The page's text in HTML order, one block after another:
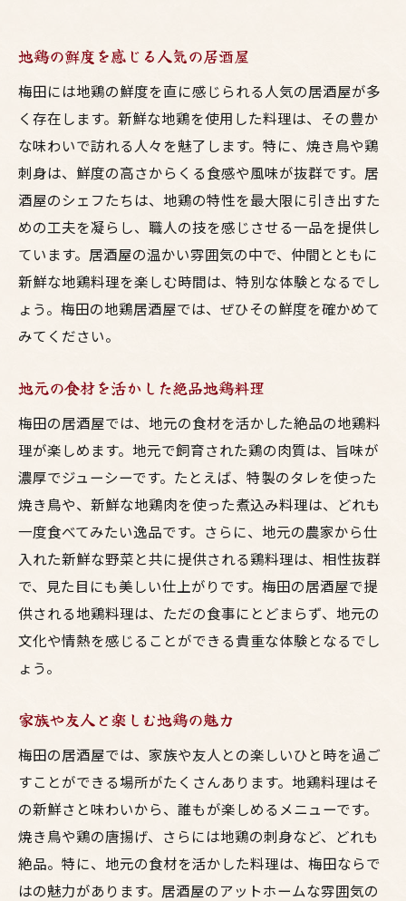
炭火焼きの香ばしさがたまらない地鶏料理
厳選された地元の鶏肉を使った絶品メニュ
ー
隠れ家的な居酒屋で地鶏の美味しさを体験
新鮮な地鶏を使った創作料理の数々
梅田の居酒屋で地鶏の魅力を体験する
食材の旨味を引き出す絶品地鶏料理
居酒屋ならではのアットホームな雰囲気
地鶏を使ったバラエティ豊かなメニュー
一度は訪れたい地鶏料理専門の居酒屋
友人や家族と過ごす楽しいひと時
梅田の居酒屋で味わう地鶏料理の魅力
地元の新鮮な地鶏を使用した料理
焼き鳥の香ばしさと地鶏の旨味
地鶏を使った創作料理の数々
アットホームな雰囲気の居酒屋
友人や家族と楽しむ地鶏料理
地鶏料理と相性抜群のお酒
アットホームな梅田の居酒屋で地鶏を楽しむ
焼き鳥の名店で味わう地鶏の魅力
家族や友人と過ごす楽しい時間
地鶏料理と相性抜群のドリンク
地元の新鮮な食材を使った料理
梅田で一度は訪れたい地鶏料理専門の居酒屋
地鶏の刺身が楽しめるお店
地鶏の鮮度を感じる人気の居酒屋
梅田には地鶏の鮮度を直に感じられる人気の居酒屋が多
く存在します。新鮮な地鶏を使用した料理は、その豊か
な味わいで訪れる人々を魅了します。特に、焼き鳥や鶏
刺身は、鮮度の高さからくる食感や風味が抜群です。居
酒屋のシェフたちは、地鶏の特性を最大限に引き出すた
めの工夫を凝らし、職人の技を感じさせる一品を提供し
ています。居酒屋の温かい雰囲気の中で、仲間とともに
新鮮な地鶏料理を楽しむ時間は、特別な体験となるでし
ょう。梅田の地鶏居酒屋では、ぜひその鮮度を確かめて
みてください。
地元の食材を活かした絶品地鶏料理
梅田の居酒屋では、地元の食材を活かした絶品の地鶏料
理が楽しめます。地元で飼育された鶏の肉質は、旨味が
濃厚でジューシーです。たとえば、特製のタレを使った
焼き鳥や、新鮮な地鶏肉を使った煮込み料理は、どれも
一度食べてみたい逸品です。さらに、地元の農家から仕
入れた新鮮な野菜と共に提供される鶏料理は、相性抜群
で、見た目にも美しい仕上がりです。梅田の居酒屋で提
供される地鶏料理は、ただの食事にとどまらず、地元の
文化や情熱を感じることができる貴重な体験となるでし
ょう。
家族や友人と楽しむ地鶏の魅力
梅田の居酒屋では、家族や友人との楽しいひと時を過ご
すことができる場所がたくさんあります。地鶏料理はそ
の新鮮さと味わいから、誰もが楽しめるメニューです。
焼き鳥や鶏の唐揚げ、さらには地鶏の刺身など、どれも
絶品。特に、地元の食材を活かした料理は、梅田ならで
はの魅力があります。居酒屋のアットホームな雰囲気の